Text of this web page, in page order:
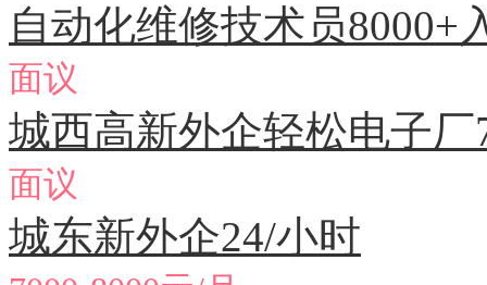
自动化维修技术员8000+
面议
城西高新外企轻松电子厂
面议
城东新外企24/小时